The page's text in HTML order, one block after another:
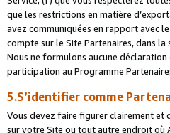
que les restrictions en matière
avez communiquées en rapport avec
compte sur le Site Partenaires, dans la
Nous ne formulons aucune
participation au Programme
5.S’identifier comme
Vous devez faire figurer clairement et
sur votre Site ou tout autre endroit où